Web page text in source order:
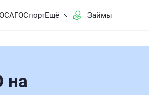
СпортЕщё Займы
на